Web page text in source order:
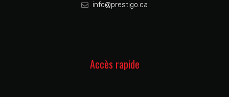
info@prestigo.ca
Accès rapide